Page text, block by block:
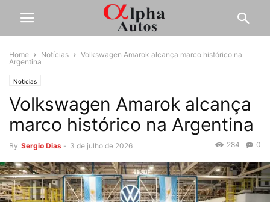
Home Notícias
Volkswagen Amarok alcança marco histórico na
Argentina
Notícias
Volkswagen Amarok alcança
marco histórico na Argentina
By Sergio Dias - 3 de julho de 2026 0
284